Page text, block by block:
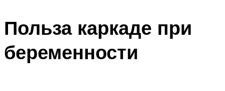
Польза каркаде при
беременности